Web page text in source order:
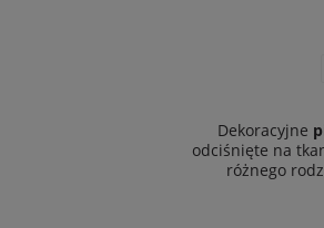
Dekoracyjne
odciśnięte na
różnego